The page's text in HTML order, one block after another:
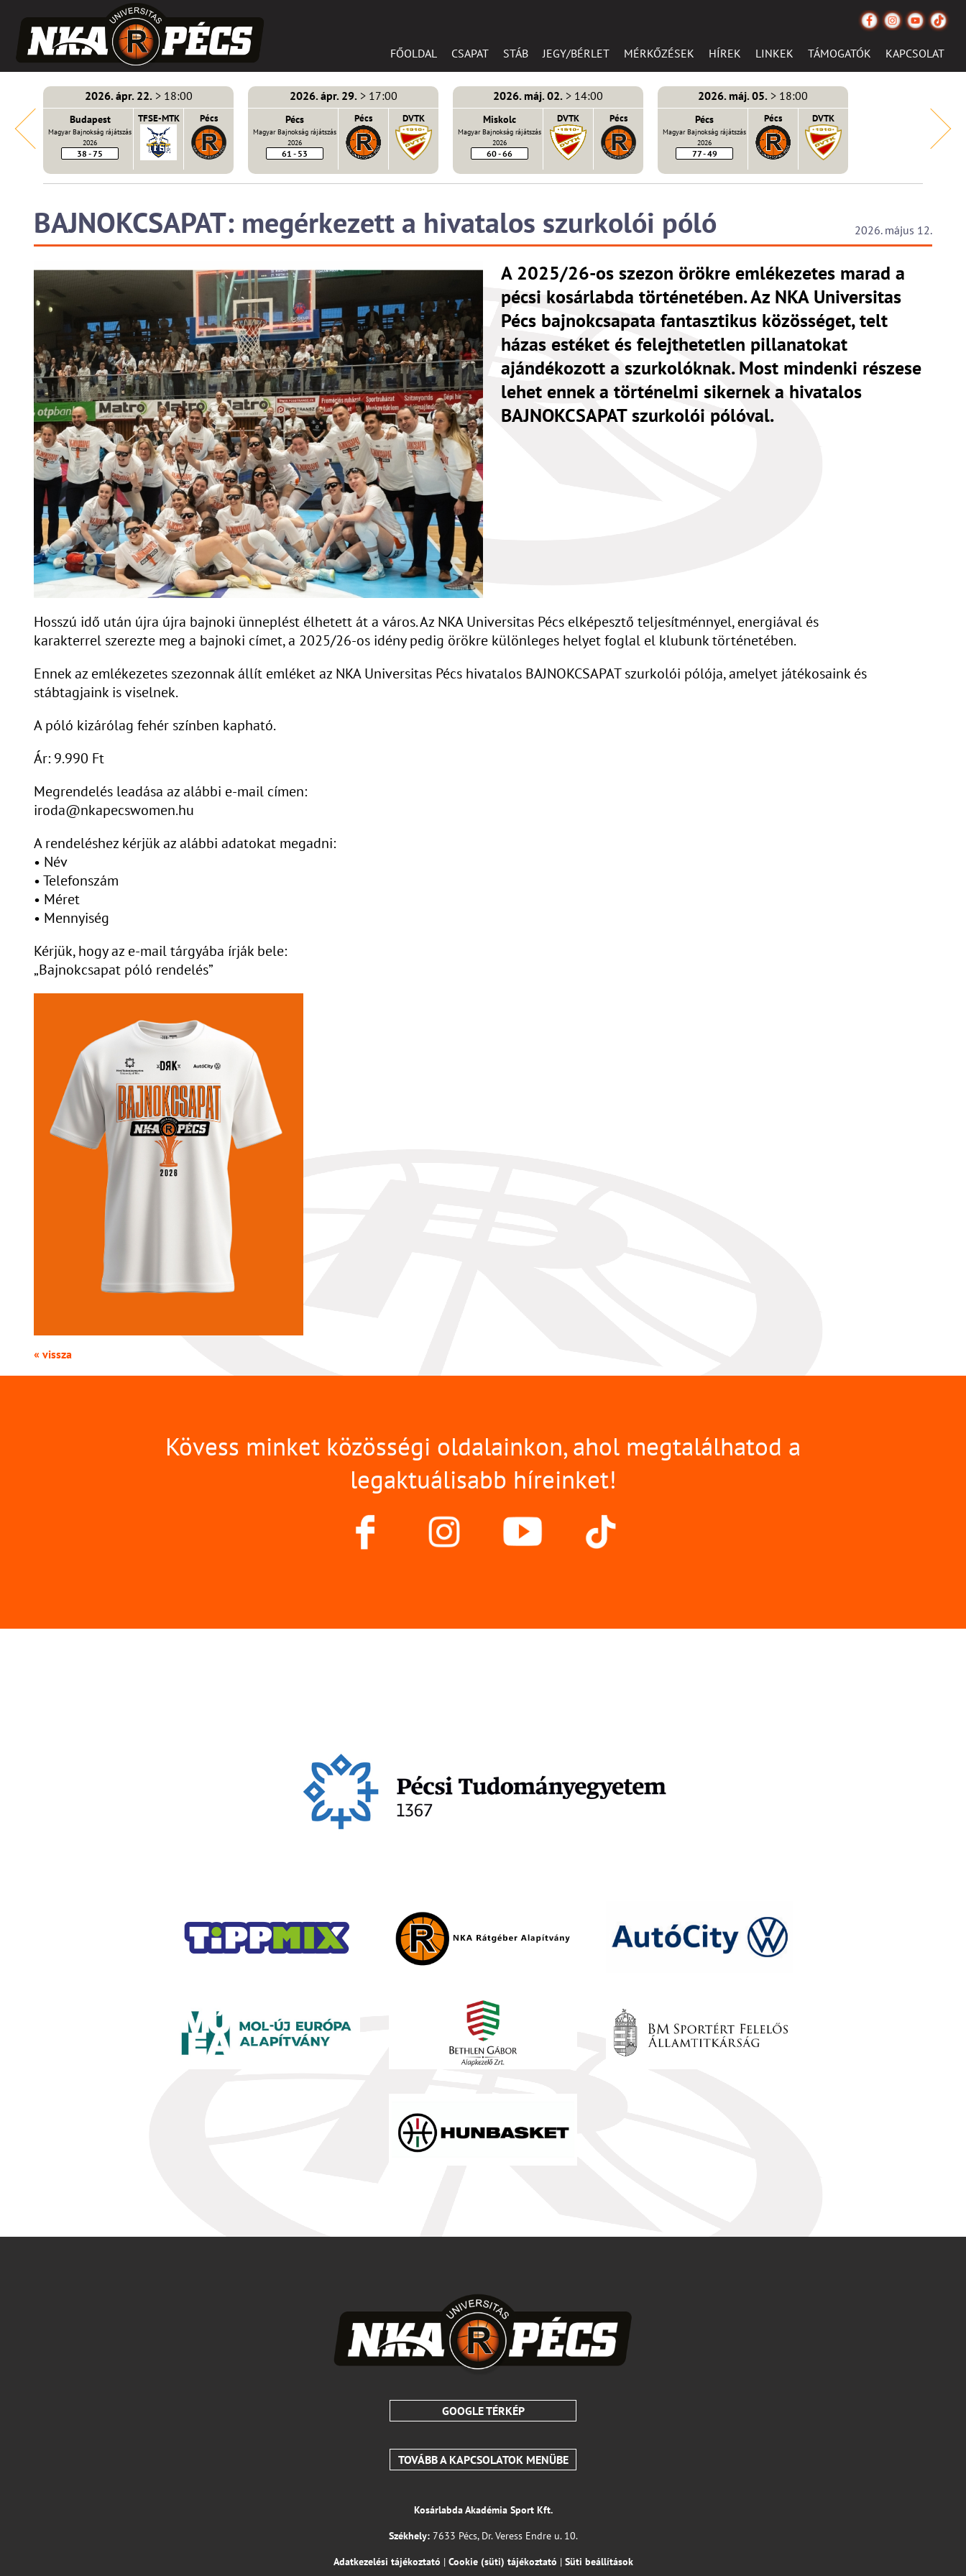
FŐOLDAL CSAPAT STÁB JEGY/BÉRLET MÉRKŐZÉSEK HÍREK LINKEK TÁMOGATÓK KAPCSOLAT
MTK
2026. ápr. 22.> 18:00
Budapest
Magyar Bajnokság rájátszás
2026
38 - 75
TFSE-MTK Pécs
2026. ápr. 29.> 17:00
Pécs
Magyar Bajnokság rájátszás
2026
61 - 53
Pécs DVTK
2026. máj. 02. > 14:00
Miskolc
Magyar Bajnokság rájátszás
2026
60 - 66
DVTK Pécs
2026. máj. 05. > 18:00
Pécs
Magyar Bajnokság rájátszás
2026
77 - 49
Pécs DVTK
BAJNOKCSAPAT: megérkezett a hivatalos szurkolói póló 2026. május 12.
A 2025/26-os szezon örökre emlékezetes marad a
pécsi kosárlabda történetében. Az NKA Universitas
Pécs bajnokcsapata fantasztikus közösséget, telt
házas estéket és felejthetetlen pillanatokat
ajándékozott a szurkolóknak. Most mindenki részese
lehet ennek a történelmi sikernek a hivatalos
BAJNOKCSAPAT szurkolói pólóval.
Hosszú idő után újra újra bajnoki ünneplést élhetett át a város. Az NKA Universitas Pécs elképesztő teljesítménnyel, energiával és
karakterrel szerezte meg a bajnoki címet, a 2025/26-os idény pedig örökre különleges helyet foglal el klubunk történetében.
Ennek az emlékezetes szezonnak állít emléket az NKA Universitas Pécs hivatalos BAJNOKCSAPAT szurkolói pólója, amelyet játékosaink és
stábtagjaink is viselnek.
A póló kizárólag fehér színben kapható.
Ár: 9.990 Ft
Megrendelés leadása az alábbi e-mail címen:
iroda@nkapecswomen.hu
A rendeléshez kérjük az alábbi adatokat megadni:
• Név
• Telefonszám
• Méret
• Mennyiség
Kérjük, hogy az e-mail tárgyába írják bele:
„Bajnokcsapat póló rendelés”
« vissza
Kövess minket közösségi oldalainkon, ahol megtalálhatod a
legaktuálisabb híreinket!
GOOGLE TÉRKÉP
TOVÁBB A KAPCSOLATOK MENÜBE
Kosárlabda Akadémia Sport Kft.
Székhely:7633 Pécs, Dr. Veress Endre u. 10.
Adatkezelési tájékoztató | Cookie (süti) tájékoztató | Süti beállítások